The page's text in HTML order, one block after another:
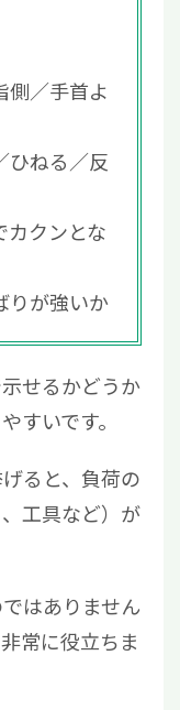
側／手首よ
ひねる／反
カクンとな
りが強いか
せるかどうか
すいです。
ると、負荷の
工具など）が
はありません
常に役立ちま